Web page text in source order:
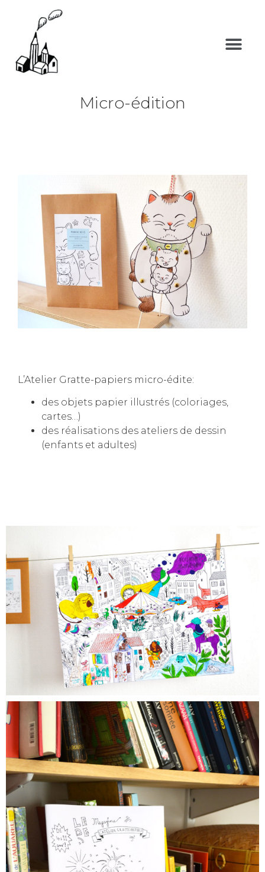
Micro-édition
L’Atelier Gratte-papiers micro-édite:
des objets papier illustrés (coloriages,
cartes…)
des réalisations des ateliers de dessin
(enfants et adultes)